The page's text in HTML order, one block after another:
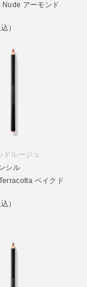
アーモンド
）
ドルージュ
シル
ベイクド
）